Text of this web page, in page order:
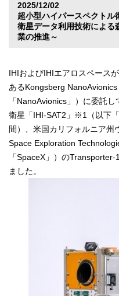
2025/12/02
超小型ハイパースペクトル
衛星データ利用技術による
業の推進～
IHIおよびIHIエアロスペース
あるKongsberg
「NanoAvionics」）に委託
衛星「IHI-SAT2」※1（以下
間）、米国カリフォルニア州
Space Exploration
「SpaceX」）の
ました。